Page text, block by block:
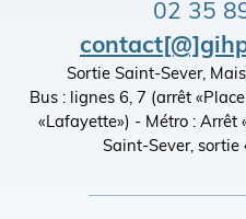
02 35
Sortie Saint-Sever,
Bus : lignes 6, 7 (arrêt
«Lafayette») - Métro : Arrêt
Saint-Sever,